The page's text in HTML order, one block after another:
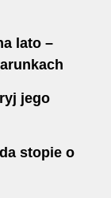
lato –
jego
stopie o